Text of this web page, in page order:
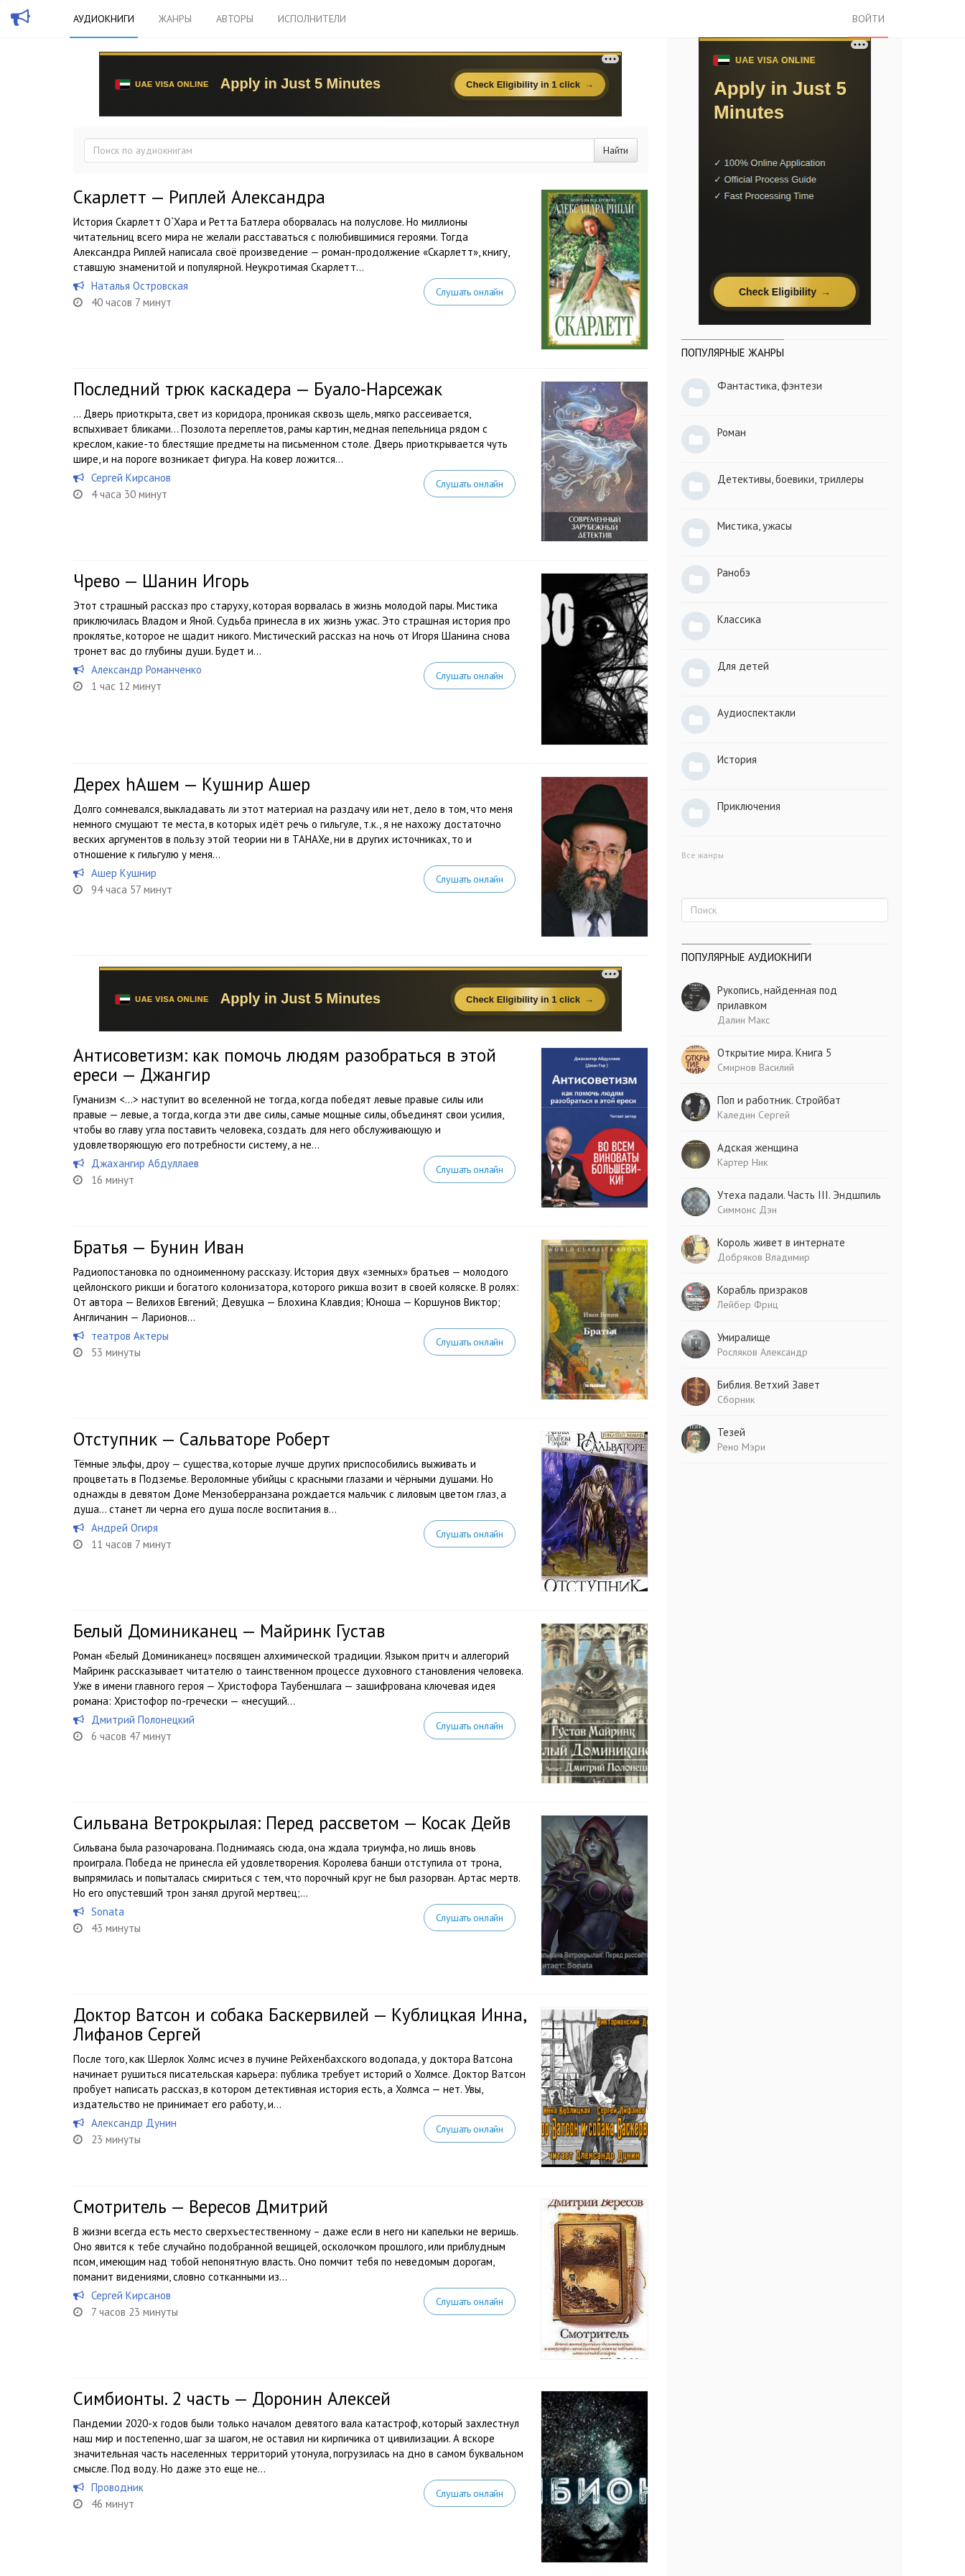
АУДИОКНИГИ ЖАНРЫ АВТОРЫ ИСПОЛНИТЕЛИ ВОЙТИ
Найти
Скарлетт — Риплей Александра
История Скарлетт О`Хара и Ретта Батлера оборвалась на полуслове. Но миллионы
читательниц всего мира не желали расставаться с полюбившимися героями. Тогда
Александра Риплей написала своё произведение — роман-продолжение «Cкарлетт», книгу,
ставшую знаменитой и популярной. Неукротимая Скарлетт...
Наталья Островская
40 часов 7 минут
Слушать онлайн
Последний трюк каскадера — Буало-Нарсежак
… Дверь приоткрыта, свет из коридора, проникая сквозь щель, мягко рассеивается,
вспыхивает бликами… Позолота переплетов, рамы картин, медная пепельница рядом с
креслом, какие-то блестящие предметы на письменном столе. Дверь приоткрывается чуть
шире, и на пороге возникает фигура. На ковер ложится...
Сергей Кирсанов
4 часа 30 минут
Слушать онлайн
Чрево — Шанин Игорь
Этот страшный рассказ про старуху, которая ворвалась в жизнь молодой пары. Мистика
приключилась Владом и Яной. Судьба принесла в их жизнь ужас. Это страшная история про
проклятье, которое не щадит никого. Мистический рассказ на ночь от Игоря Шанина снова
тронет вас до глубины души. Будет и...
Александр Романченко
1 час 12 минут
Слушать онлайн
Дерех hАшем — Кушнир Ашер
Долго сомневался, выкладавать ли этот материал на раздачу или нет, дело в том, что меня
немного смущают те места, в которых идёт речь о гильгуле, т.к., я не нахожу достаточно
веских аргументов в пользу этой теории ни в ТАНАХе, ни в других источниках, то и
отношение к гильгулю у меня...
Ашер Кушнир
94 часа 57 минут
Слушать онлайн
Антисоветизм: как помочь людям разобраться в этой
ереси — Джангир
Гуманизм <…> наступит во вселенной не тогда, когда победят левые правые силы или
правые — левые, а тогда, когда эти две силы, самые мощные силы, объединят свои усилия,
чтобы во главу угла поставить человека, создать для него обслуживающую и
удовлетворяющую его потребности систему, а не...
Джахангир Абдуллаев
16 минут
Слушать онлайн
Братья — Бунин Иван
Радиопостановка по одноименному рассказу. История двух «земных» братьев — молодого
цейлонского рикши и богатого колонизатора, которого рикша возит в своей коляске. В ролях:
От автора — Велихов Евгений; Девушка — Блохина Клавдия; Юноша — Коршунов Виктор;
Англичанин — Ларионов...
театров Актеры
53 минуты
Слушать онлайн
Отступник — Сальваторе Роберт
Тёмные эльфы, дроу — существа, которые лучше других приспособились выживать и
процветать в Подземье. Вероломные убийцы с красными глазами и чёрными душами. Но
однажды в девятом Доме Мензоберранзана рождается мальчик с лиловым цветом глаз, а
душа… станет ли черна его душа после воспитания в...
Андрей Огиря
11 часов 7 минут
Слушать онлайн
Белый Доминиканец — Майринк Густав
Роман «Белый Доминиканец» посвящен алхимической традиции. Языком притч и аллегорий
Майринк рассказывает читателю о таинственном процессе духовного становления человека.
Уже в имени главного героя — Христофора Таубеншлага — зашифрована ключевая идея
романа: Христофор по-гречески — «несущий...
Дмитрий Полонецкий
6 часов 47 минут
Слушать онлайн
Сильвана Ветрокрылая: Перед рассветом — Косак Дейв
Сильвана была разочарована. Поднимаясь сюда, она ждала триумфа, но лишь вновь
проиграла. Победа не принесла ей удовлетворения. Королева банши отступила от трона,
выпрямилась и попыталась смириться с тем, что порочный круг не был разорван. Артас мертв.
Но его опустевший трон занял другой мертвец;...
Sonata
43 минуты
Слушать онлайн
Доктор Ватсон и собака Баскервилей — Кублицкая Инна,
Лифанов Сергей
После того, как Шерлок Холмс исчез в пучине Рейхенбахского водопада, у доктора Ватсона
начинает рушиться писательская карьера: публика требует историй о Холмсе. Доктор Ватсон
пробует написать рассказ, в котором детективная история есть, а Холмса — нет. Увы,
издательство не принимает его работу, и...
Александр Дунин
23 минуты
Слушать онлайн
Смотритель — Вересов Дмитрий
В жизни всегда есть место сверхъестественному – даже если в него ни капельки не веришь.
Оно явится к тебе случайно подобранной вещицей, осколочком прошлого, или приблудным
псом, имеющим над тобой непонятную власть. Оно помчит тебя по неведомым дорогам,
поманит видениями, словно сотканными из...
Сергей Кирсанов
7 часов 23 минуты
Слушать онлайн
Симбионты. 2 часть — Доронин Алексей
Пандемии 2020-х годов были только началом девятого вала катастроф, который захлестнул
наш мир и постепенно, шаг за шагом, не оставил ни кирпичика от цивилизации. А вскоре
значительная часть населенных территорий утонула, погрузилась на дно в самом буквальном
смысле. Под воду. Но даже это еще не...
Проводник
46 минут
Слушать онлайн
ПОПУЛЯРНЫЕ ЖАНРЫ
Фантастика, фэнтези
Роман
Детективы, боевики, триллеры
Мистика, ужасы
Ранобэ
Классика
Для детей
Аудиоспектакли
История
Приключения
Все жанры
ПОПУЛЯРНЫЕ АУДИОКНИГИ
Рукопись, найденная под
прилавком
Далин Макс
Открытие мира. Книга 5
Смирнов Василий
Поп и работник. Стройбат
Каледин Сергей
Адская женщина
Картер Ник
Утеха падали. Часть III. Эндшпиль
Симмонс Дэн
Король живет в интернате
Добряков Владимир
Корабль призраков
Лейбер Фриц
Умиралище
Росляков Александр
Библия. Ветхий Завет
Сборник
Тезей
Рено Мэри